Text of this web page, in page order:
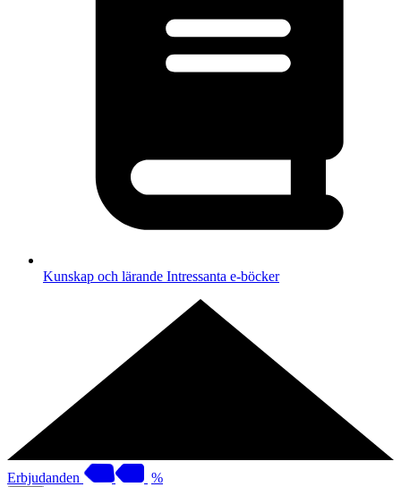
Kunskap och lärande Intressanta e-böcker
Erbjudanden %